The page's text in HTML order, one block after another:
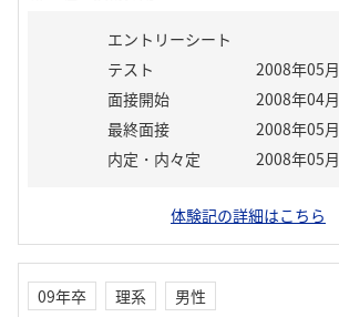
エントリーシート
テスト
2008年05月
面接開始
2008年04月
最終面接
2008年05月
内定・内々定
2008年05月
体験記の詳細はこちら
09年卒 理系
男性